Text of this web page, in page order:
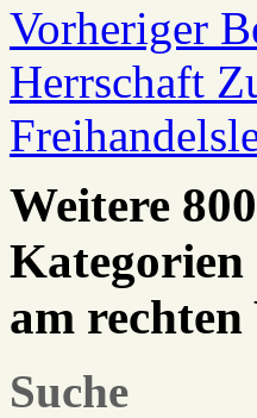
Vorheriger
Herrschaft
Weitere
Kategorien
am
Suche